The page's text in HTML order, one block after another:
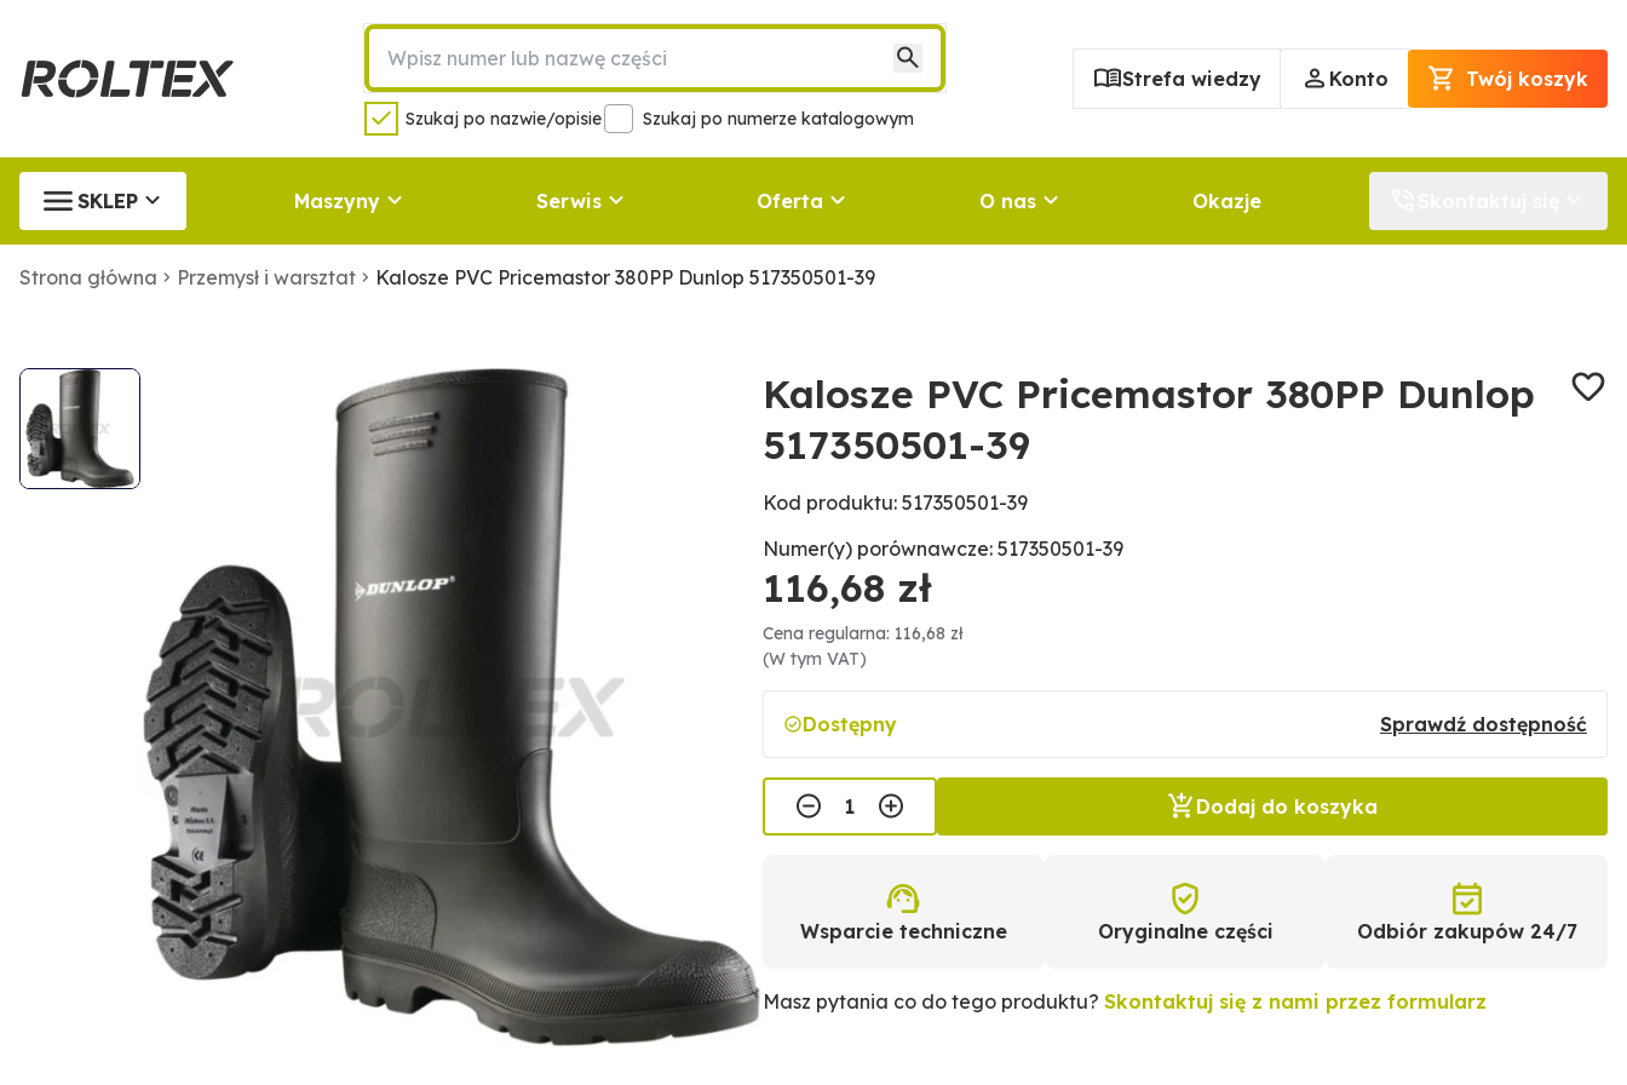
Szukaj po nazwie/opisie Szukaj po numerze katalogowym
Strefa wiedzy Konto Twój koszyk
SKLEP Maszyny Serwis Oferta O nas Okazje
Strona główna Przemysł i warsztat Kalosze PVC Pricemastor 380PP Dunlop 517350501-39
Kalosze PVC Pricemastor 380PP Dunlop
517350501-39
Kod produktu: 517350501-39
Numer(y) porównawcze: 517350501-39
116,68 zł
Cena regularna: 116,68 zł
(W tym VAT)
Dostępny Sprawdź dostępność
Dodaj do koszyka
Wsparcie techniczne Oryginalne części Odbiór zakupów 24/7
Masz pytania co do tego produktu?Skontaktuj się z nami przez formularz